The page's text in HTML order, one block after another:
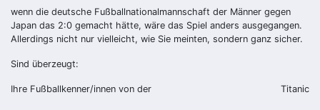
wenn die deutsche Fußballnationalmannschaft der Männer gegen
Japan das 2:0 gemacht hätte, wäre das Spiel anders ausgegangen.
Allerdings nicht nur vielleicht, wie Sie meinten, sondern ganz sicher.
Sind überzeugt:
Ihre Fußballkenner/innen von der Titanic